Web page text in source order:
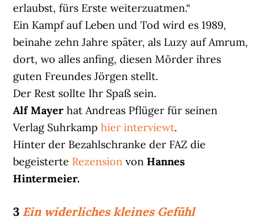
erlaubst, fürs Erste weiterzuatmen.“
Ein Kampf auf Leben und Tod wird es 1989,
beinahe zehn Jahre später, als Luzy auf Amrum,
dort, wo alles anfing, diesen Mörder ihres
guten Freundes Jörgen stellt.
Der Rest sollte Ihr Spaß sein.
Alf Mayer hat Andreas Pflüger für seinen
Verlag Suhrkamphier interviewt.
Hinter der Bezahlschranke der FAZ die
begeisterte Rezension vonHannes
Hintermeier.
3 Ein widerliches kleines Gefühl